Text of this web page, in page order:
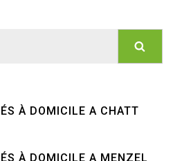
À DOMICILE A CHATT
À DOMICILE A MENZEL